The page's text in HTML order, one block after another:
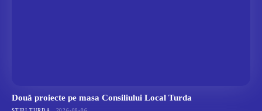
Două proiecte pe masa Consiliului Local Turda